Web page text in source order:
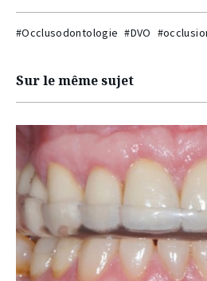
#Occlusodontologie #DVO
Sur le même sujet